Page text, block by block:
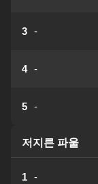
3 -
4 -
5 -
저지른 파울
1 -